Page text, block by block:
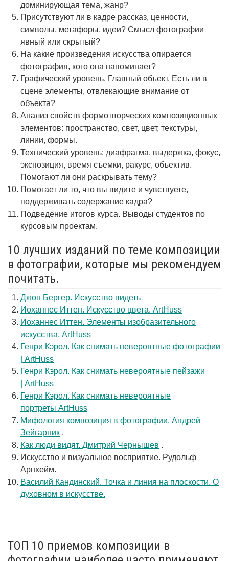
доминирующая тема, жанр?
Присутствуют ли в кадре рассказ, ценности,
символы, метафоры, идеи? Смысл фотографии
явный или скрытый?
На какие произведения искусства опирается
фотография, кого она напоминает?
Графический уровень. Главный объект. Есть ли в
сцене элементы, отвлекающие внимание от
объекта?
Анализ свойств формотворческих композиционных
элементов: пространство, свет, цвет, текстуры,
линии, формы.
Технический уровень: диафрагма, выдержка, фокус,
экспозиция, время съемки, ракурс, объектив.
Помогают ли они раскрывать тему?
Помогает ли то, что вы видите и чувствуете,
поддерживать содержание кадра?
Подведение итогов курса. Выводы студентов по
курсовым проектам.
10 лучших изданий по теме композиции
в фотографии, которые мы рекомендуем
почитать.
Джон Бергер. Искусство видеть
Иоханнес Иттен. Искусство цвета. ArtHuss
Иоханнес Иттен. Элементы изобразительного
искусства. ArtHuss
Генри Кэрол. Как снимать невероятные фотографии
| ArtHuss
Генри Кэрол. Как снимать невероятные пейзажи
| ArtHuss
Генри Кэрол. Как снимать невероятные
портреты ArtHuss
Мифология композиция в фотографии. Андрей
Зейгарник .
Как люди видят. Дмитрий Чернышев .
Искусство и визуальное восприятие. Рудольф
Арнхейм.
Василий Кандинский. Точка и линия на плоскости. О
духовном в искусстве.
ТОП 10 приемов композиции в